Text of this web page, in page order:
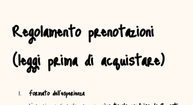
Regolamento prenotazioni
(leggi prima di acquistare)
Formato dell’esperienza